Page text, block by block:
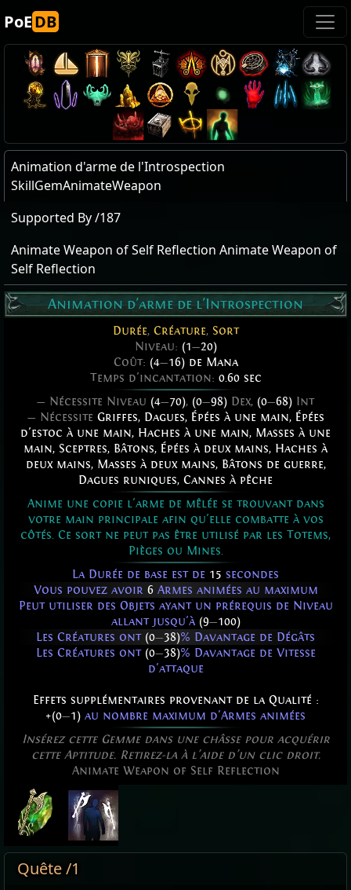
PoEDB
Animation d'arme de l'Introspection
SkillGemAnimateWeapon
Supported By /187
Animate Weapon of Self Reflection Animate Weapon of
Self Reflection
Animation d'arme de l'Introspection
Durée, Créature, Sort
Niveau: (1—20)
Coût: (4—16) de Mana
Temps d'incantation: 0.60 sec
— Nécessite Niveau (4—70), (0—98) Dex, (0—68) Int
— Nécessite Griffes, Dagues, Épées à une main, Épées
d'estoc à une main, Haches à une main, Masses à une
main, Sceptres, Bâtons, Épées à deux mains, Haches à
deux mains, Masses à deux mains, Bâtons de guerre,
Dagues runiques, Cannes à pêche
Anime une copie l'arme de mêlée se trouvant dans
votre main principale afin qu'elle combatte à vos
côtés. Ce sort ne peut pas être utilisé par les Totems,
Pièges ou Mines.
La Durée de base est de 15 secondes
Vous pouvez avoir 6Armes animées au maximum
Peut utiliser des Objets ayant un prérequis de Niveau
allant jusqu'à (9—100)
Les Créatures ont (0—38)% Davantage de Dégâts
Les Créatures ont (0—38)% Davantage de Vitesse
d'attaque
Effets supplémentaires provenant de la Qualité :
+(0—1) au nombre maximum d'Armes animées
Insérez cette Gemme dans une châsse pour acquérir
cette Aptitude. Retirez-la à l'aide d'un clic droit.
Animate Weapon of Self Reflection
Quête /1